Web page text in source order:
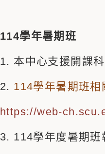
114學年暑期班
1. 本中心支援開課科
2. 114學年暑期班
https://web-
3. 114學年度暑期